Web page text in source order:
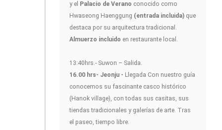
y el Palacio de Verano conocido como
Hwaseong Haenggung (entrada incluida) que
destaca por su arquitectura tradicional.
Almuerzo incluido en restaurante local.
13:40hrs.- Suwon – Salida.
16.00 hrs- Jeonju - Llegada Con nuestro guía
conocemos su fascinante casco histórico
(Hanok village), con todas sus casitas, sus
tiendas tradicionales y galerías de arte. Tras
el paseo, tiempo libre.